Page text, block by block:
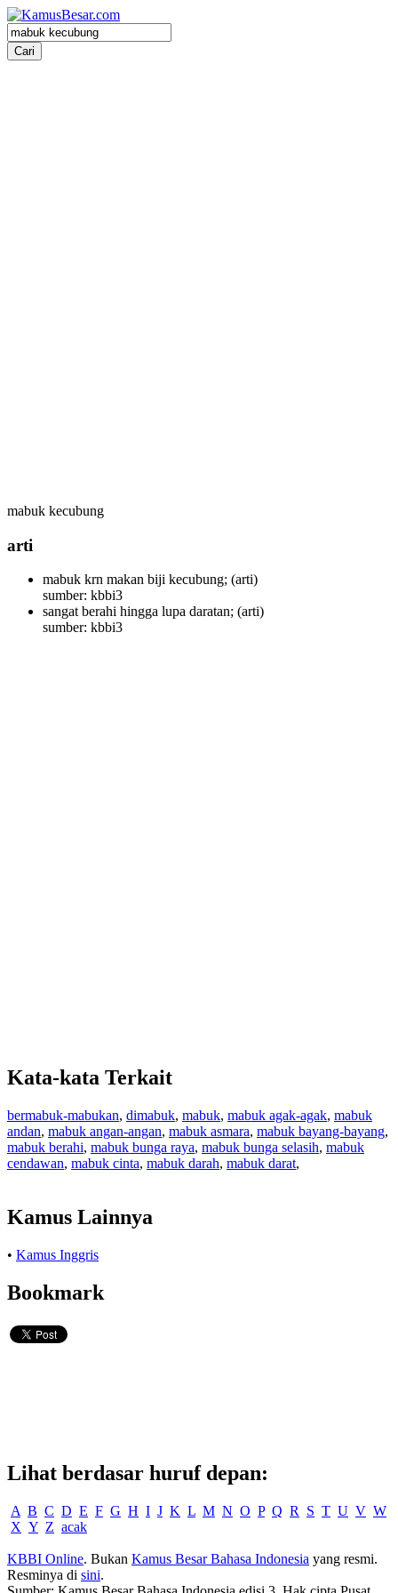
mabuk kecubung
arti
mabuk krn makan biji kecubung; (arti)
sumber: kbbi3
sangat berahi hingga lupa daratan; (arti)
sumber: kbbi3
Kata-kata Terkait
bermabuk-mabukan, dimabuk, mabuk, mabuk agak-agak, mabuk
andan, mabuk angan-angan, mabuk asmara, mabuk bayang-bayang,
mabuk berahi, mabuk bunga raya, mabuk bunga selasih, mabuk
cendawan, mabuk cinta, mabuk darah, mabuk darat,
Kamus Lainnya
• Kamus Inggris
Bookmark
Lihat berdasar huruf depan:
A B C D E F G H I J K L M N O P Q R S T U V W
X Y Z acak
KBBI Online. Bukan Kamus Besar Bahasa Indonesia yang resmi.
Resminya di sini.